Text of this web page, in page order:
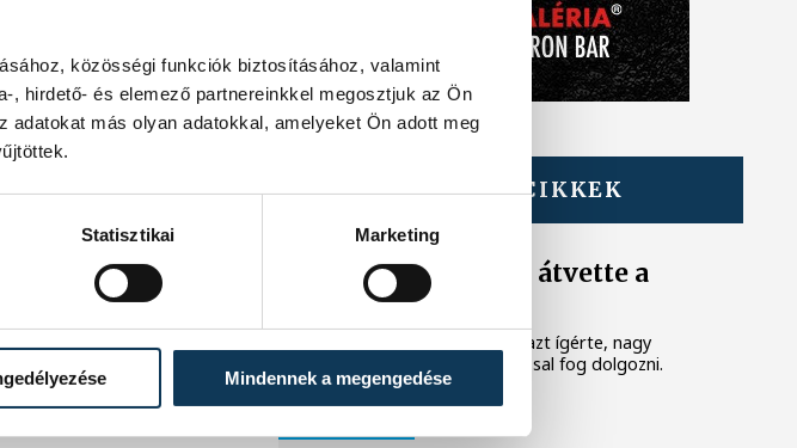
közösségi funkciók biztosításához, valamint
hirdető- és elemező partnereinkkel megosztjuk az Ön
más olyan adatokkal, amelyeket Ön adott meg
Statisztikai Marketing
Mindennek a megengedése
TOVÁBBI CIKKEK
Gáspár Levente átvette a
megbízólevelét
A Tisza párt képviselője azt ígérte, nagy
felelősséggel és odaadással fog dolgozni.